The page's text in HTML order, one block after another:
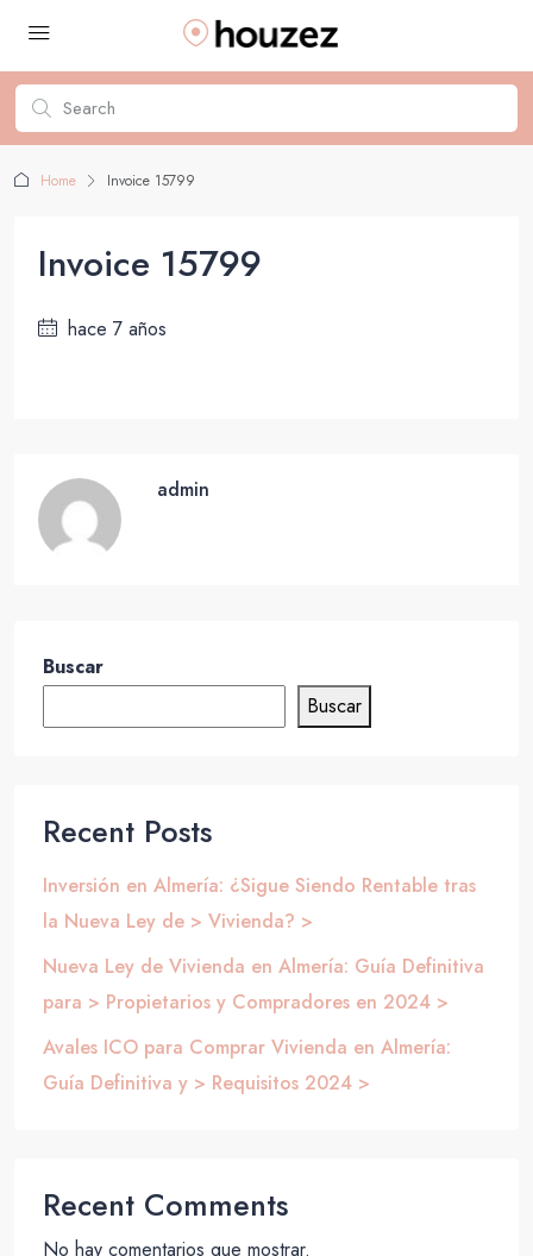
Home Invoice 15799
Invoice 15799
hace 7 años
admin
Buscar
Buscar
Recent Posts
Inversión en Almería: ¿Sigue Siendo Rentable tras
la Nueva Ley de > Vivienda? >
Nueva Ley de Vivienda en Almería: Guía Definitiva
para > Propietarios y Compradores en 2024 >
Avales ICO para Comprar Vivienda en Almería:
Guía Definitiva y > Requisitos 2024 >
Recent Comments
No hay comentarios que mostrar.